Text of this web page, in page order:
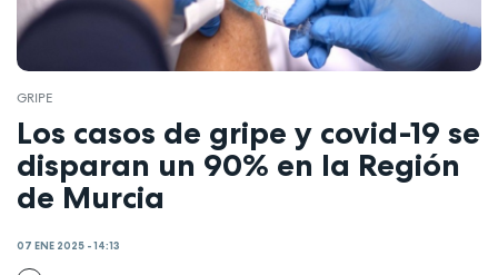
GRIPE
Los casos de gripe y covid-19 se
disparan un 90% en la Región
de Murcia
07 ENE 2025 - 14:13